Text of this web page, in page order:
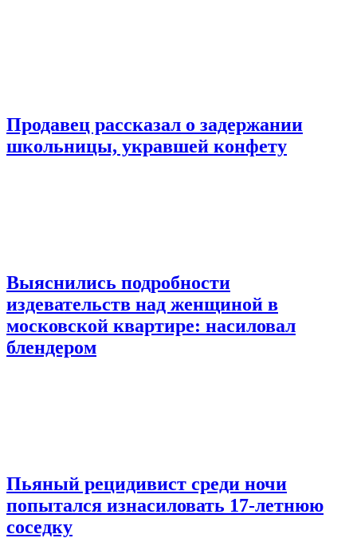
Продавец рассказал о задержании
школьницы, укравшей конфету
Выяснились подробности
издевательств над женщиной в
московской квартире: насиловал
блендером
Пьяный рецидивист среди ночи
попытался изнасиловать 17-летнюю
соседку